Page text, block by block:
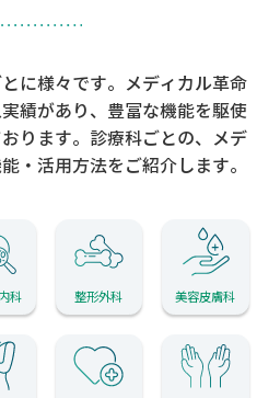
に様々です。メディカル革命
績があり、 豊富な機能を駆使
ります。 診療科ごとの、メデ
・活用方法をご紹介します。
科 整形外科 美容皮膚科